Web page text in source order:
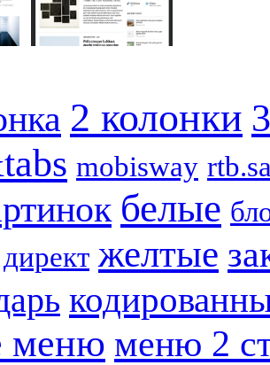
2 колонки
mobisway
белые
директ желтые
меню меню 2